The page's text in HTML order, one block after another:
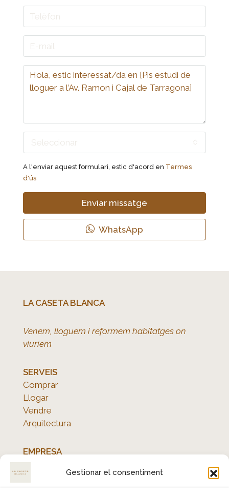
Gestionar el consentiment
Seleccionar
A l'enviar aquest formulari, estic d'acord en Termes
d'ús
Enviar missatge
WhatsApp
LA CASETA BLANCA
Venem, lloguem i reformem habitatges on
viuríem
SERVEIS
Comprar
Llogar
Vendre
Arquitectura
EMPRESA
Qui som
Avís legal